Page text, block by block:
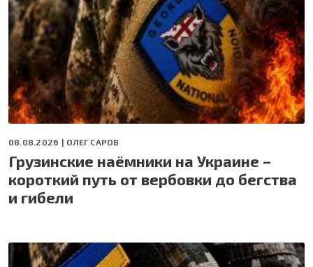
08.08.2026 | ОЛЕГ САРОВ
Грузинские наёмники на Украине –
короткий путь от вербовки до бегства
и гибели